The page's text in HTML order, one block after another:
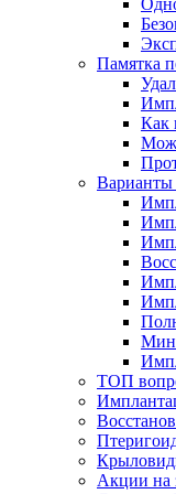
Памятка
Как
Варианты
ТОП
Акции на